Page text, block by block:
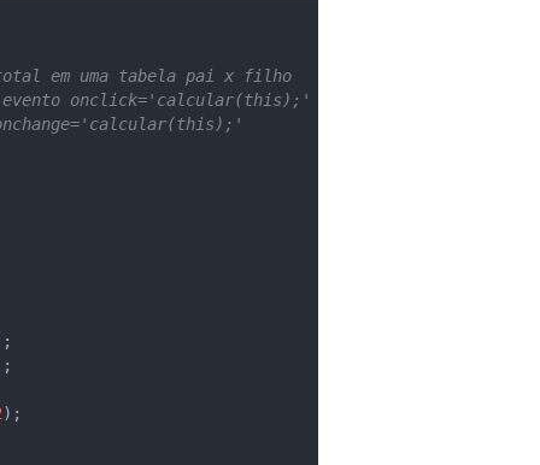
em uma tabela pai x filho
evento onclick='calcular(this);'
);